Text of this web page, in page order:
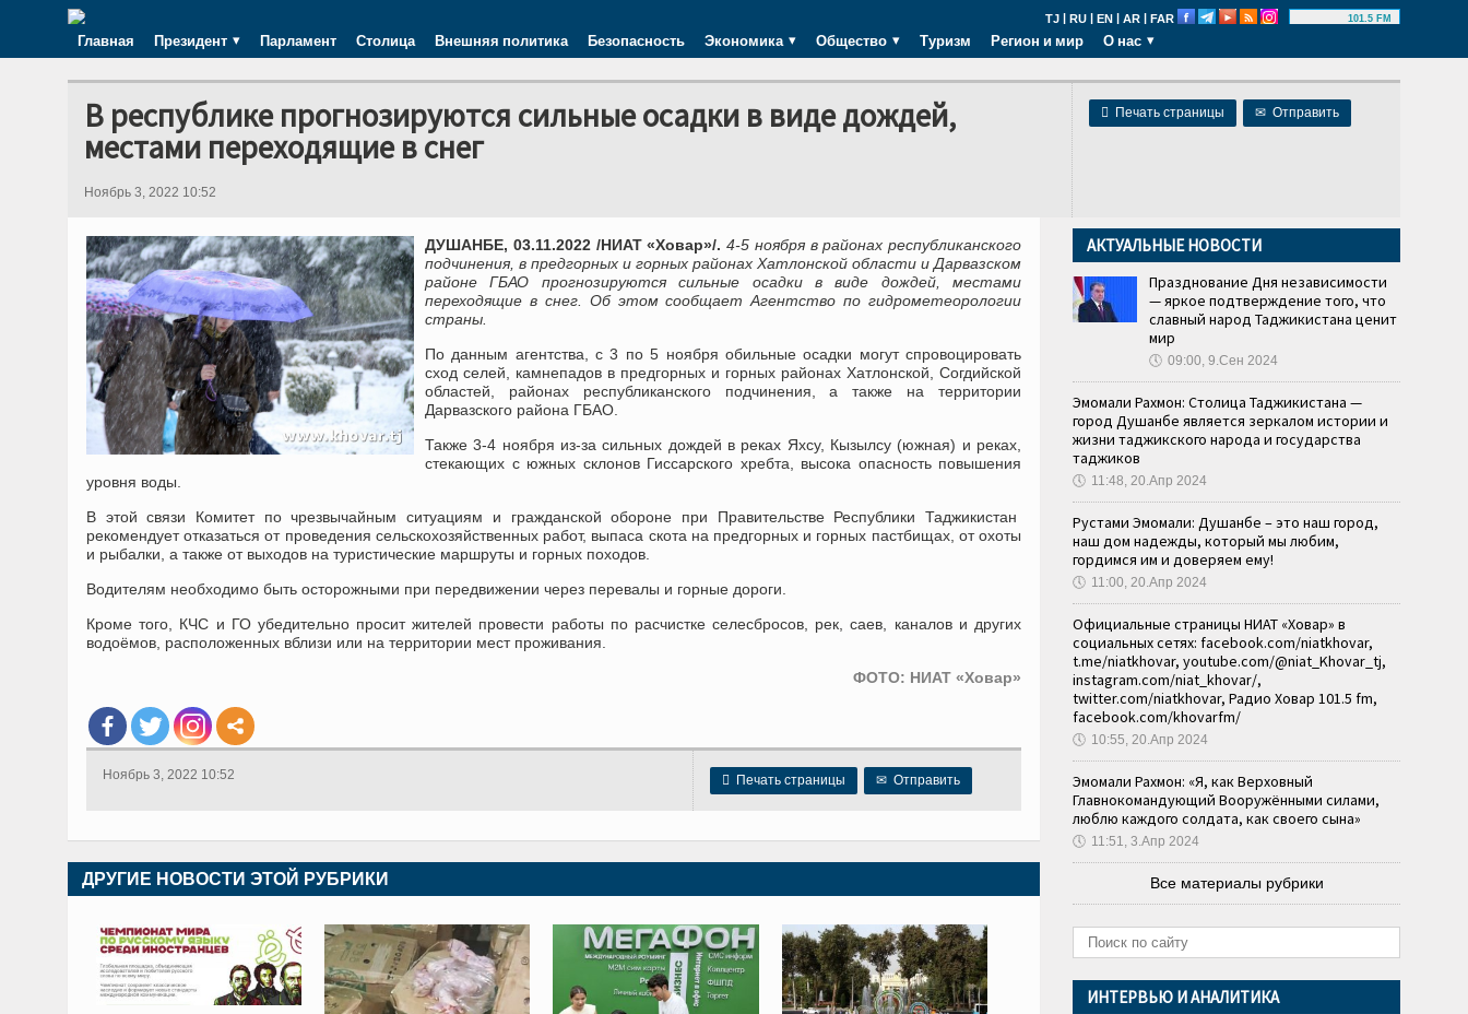
TJ | RU | EN | AR | FAR 101.5 FM
Главная Президент Парламент Столица Внешняя политика Безопасность Экономика Общество Туризм Регион и мир О нас
 Печать страницы ✉ Отправить
В республике прогнозируются сильные осадки в виде дождей,
местами переходящие в снег
Ноябрь 3, 2022 10:52
ДУШАНБЕ, 03.11.2022 /НИАТ «Ховар»/. 4-5 ноября в районах республиканского
подчинения, в предгорных и горных районах Хатлонской области и Дарвазском
районе ГБАО прогнозируются сильные осадки в виде дождей, местами
переходящие в снег. Об этом сообщает Агентство по гидрометеорологии
страны.
По данным агентства, с 3 по 5 ноября обильные осадки могут спровоцировать
сход селей, камнепадов в предгорных и горных районах Хатлонской, Согдийской
областей, районах республиканского подчинения, а также на территории
Дарвазского района ГБАО.
Также 3-4 ноября из-за сильных дождей в реках Яхсу, Кызылсу (южная) и реках,
стекающих с южных склонов Гиссарского хребта, высока опасность повышения
уровня воды.
В этой связи Комитет по чрезвычайным ситуациям и гражданской обороне при Правительстве Республики Таджикистан
рекомендует отказаться от проведения сельскохозяйственных работ, выпаса скота на предгорных и горных пастбищах, от охоты
и рыбалки, а также от выходов на туристические маршруты и горных походов.
Водителям необходимо быть осторожными при передвижении через перевалы и горные дороги.
Кроме того, КЧС и ГО убедительно просит жителей провести работы по расчистке селесбросов, рек, саев, каналов и других
водоёмов, расположенных вблизи или на территории мест проживания.
ФОТО: НИАТ «Ховар»
 Печать страницы ✉ Отправить
Ноябрь 3, 2022 10:52
ДРУГИЕ НОВОСТИ ЭТОЙ РУБРИКИ
АКТУАЛЬНЫЕ НОВОСТИ
Празднование Дня независимости
— яркое подтверждение того, что
славный народ Таджикистана ценит
мир
🕔 09:00, 9.Сен 2024
Эмомали Рахмон: Столица Таджикистана —
город Душанбе является зеркалом истории и
жизни таджикского народа и государства
таджиков
🕔 11:48, 20.Апр 2024
Рустами Эмомали: Душанбе – это наш город,
наш дом надежды, который мы любим,
гордимся им и доверяем ему!
🕔 11:00, 20.Апр 2024
Официальные страницы НИАТ «Ховар» в
социальных сетях: facebook.com/niatkhovar,
t.me/niatkhovar, youtube.com/@niat_Khovar_tj,
instagram.com/niat_khovar/,
twitter.com/niatkhovar, Радио Ховар 101.5 fm,
facebook.com/khovarfm/
🕔 10:55, 20.Апр 2024
Эмомали Рахмон: «Я, как Верховный
Главнокомандующий Вооружёнными силами,
люблю каждого солдата, как своего сына»
🕔 11:51, 3.Апр 2024
Все материалы рубрики
ИНТЕРВЬЮ И АНАЛИТИКА